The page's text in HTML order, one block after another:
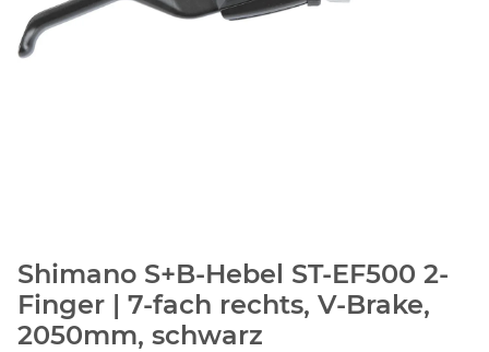
Shimano S+B-Hebel ST-EF500 2-
Finger | 7-fach rechts, V-Brake,
2050mm, schwarz